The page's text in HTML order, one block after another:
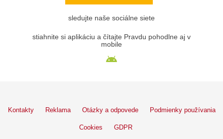
sledujte naše sociálne siete
stiahnite si aplikáciu a čítajte Pravdu pohodlne aj v
mobile
Kontakty Reklama Otázky a odpovede Podmienky používania
Cookies GDPR